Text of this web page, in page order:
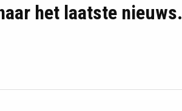
het laatste nieuws.